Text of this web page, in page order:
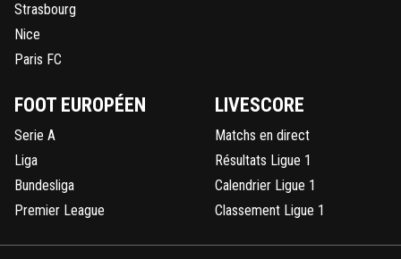
Strasbourg
Nice
Paris FC
FOOT EUROPÉEN
Serie A
Liga
Bundesliga
Premier League
LIVESCORE
Matchs en direct
Résultats Ligue 1
Calendrier Ligue 1
Classement Ligue 1